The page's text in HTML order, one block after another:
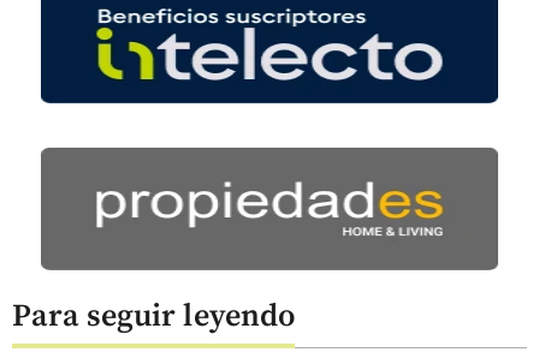
Para seguir leyendo